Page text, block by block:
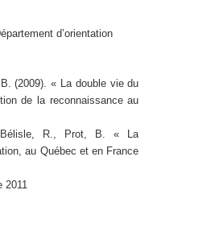
d’orientation
(2009). « La double vie du
de la reconnaissance au
Bélisle, R., Prot, B. « La
au Québec et en France